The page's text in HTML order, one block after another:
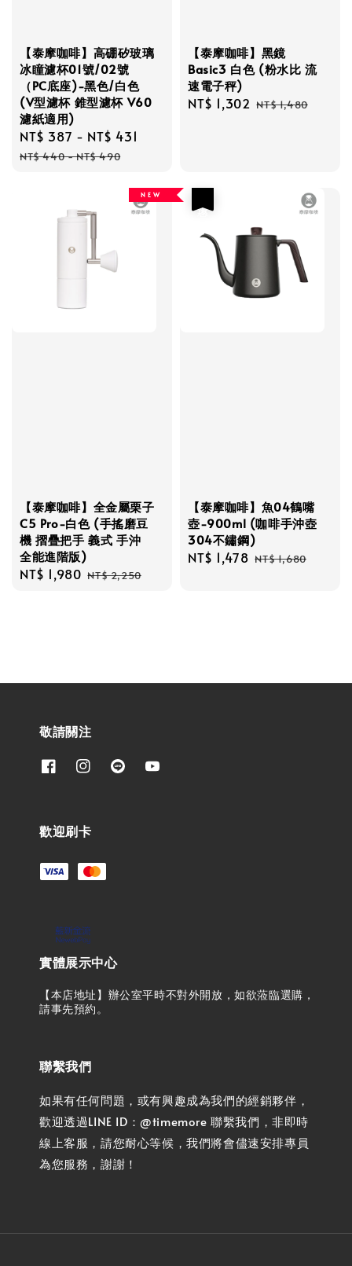
【泰摩咖啡】高硼矽玻璃
冰瞳濾杯01號/02號
（PC底座)-黑色/白色
(V型濾杯 錐型濾杯 V60
濾紙適用)
Sale
price
NT$ 387 - NT$ 431
NT$ 440-NT$ 490
【泰摩咖啡】黑鏡
Basic3 白色 (粉水比 流
速電子秤)
Sale
NT$ 1,302 Regular
NT$ 1,480
N E W
【泰摩咖啡】全金屬栗子
C5 Pro-白色 (手搖磨豆
機 摺疊把手 義式 手沖
全能進階版)
Sale
NT$ 1,980 Regular
NT$ 2,250
【泰摩咖啡】魚04鶴嘴
壺-900ml (咖啡手沖壺
304不鏽鋼)
Sale
NT$ 1,478 Regular
NT$ 1,680
敬請關注
歡迎刷卡
實體展示中心
【本店地址】辦公室平時不對外開放，如欲蒞臨選購，
請事先預約。
聯繫我們
如果有任何問題，或有興趣成為我們的經銷夥伴，
歡迎透過LINE ID：@timemore 聯繫我們，非即時
線上客服，請您耐心等候，我們將會儘速安排專員
為您服務，謝謝！